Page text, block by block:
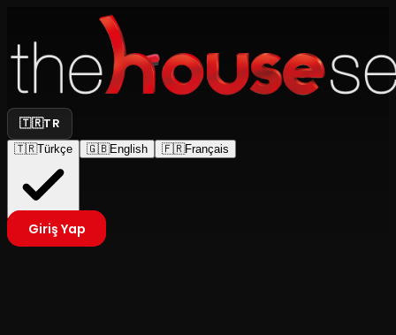
🇹🇷TR
🇹🇷Türkçe 🇬🇧English 🇫🇷Français
Giriş Yap